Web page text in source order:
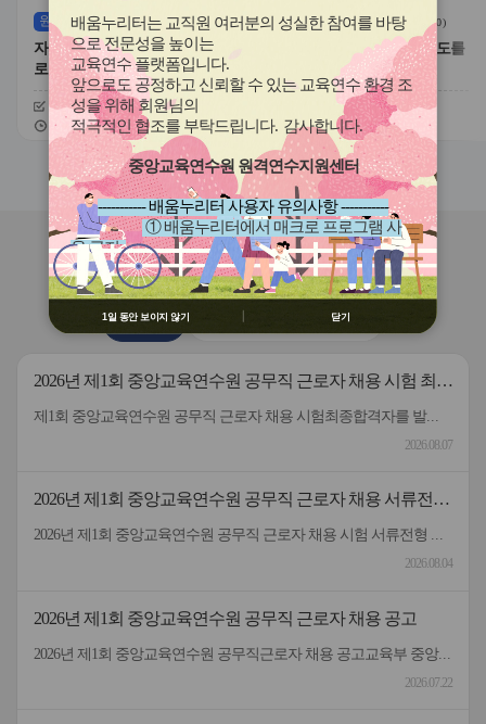
원격 (상시) ( 0)
자기주도적 진로개발 역량과 진
로학습 유형
신청기간
26.08.03 ~ 26.12.20
교육기간
26.08.03 ~ 26.12.20
원격(상시) 0)
대한민국 새내기 유권자 지도를
위한 학생 선거교육의 이해
26.07.20 ~ 26.12.20
교육기간
26.07.20 ~ 26.12.20
슬
라
이
드
버
튼
이
전
슬
이
드
버
튼
다
연수원소식
공지사항 2026 원격연수 모니터링단
2026년 제1회 중앙교육연수원 공무직 근로자 채용 시험 최종
제1회 중앙교육연수원 공무직 근로자 채용 시험최종합격자를 발표하고 등록 안내드립니다.응시해주신 모든 분께 감사드립니다.
2026.08.07
2026년 제1회 중앙교육연수원 공무직 근로자 채용 서류전형
2026년 제1회 중앙교육연수원 공무직 근로자 채용 시험 서류전형 합격자 및 면접일정을 안내드립니다.* 채용분야 - 공무직(미화원)* 서류전형 합격자 : 5명* 합격자 명단 및 면접일정 안내 : 붙임 참고 * 서류 전형 합격자분들은 면접 일정을 참고하여 차질 없이 임해주길 부탁드리며, 응시해주신 모든 분들께 행복한 일들 가득하시길 바랍니다.- 중앙교육연수원 -
2026.08.04
2026년 제1회 중앙교육연수원 공무직 근로자 채용 공고
2026년 제1회 중앙교육연수원 공무직근로자 채용 공고교육부 중앙교육연수원에서 근무할 공무직 근로자를 다음과 같이 공개 모집하오니 성실하고 역량있는 분들의 많은 응시 바랍니다. 2026년 7월 22일 중앙교육연수원장1. 선발직종: 환경미화직(미화원) / 공무직 근로자2. 선발인원: 1명3. 채용기간: 계약일~정년(만65세)까지​4. 담당업무: 청사 실내외 청소 및 환경정리 등5. 근무형태: 기본근무(월~금), 1일 8시간(07:00~16:00, 휴게시간 1시간 제외) 근무6. 근무장소: 중앙교육연수원(대구 동구 혁신도시 내 위치)7. 보수: 월 236만원 수준(세전), 명절휴가비 등 별도 지급8. 원서 접수기간: 7.22.(수) ~ 7.30.(목)9. 접수방법: 방문접수, 우편접수 (공고문 참조)10. 문의전화: 중앙교육연수원 연수지원협력과 채용담당자 ☏053-980-6514
2026.07.22
배움누리터는 교직원 여러분의 성실한 참여를 바탕
으로 전문성을 높이는
교육연수 플랫폼입니다.
앞으로도 공정하고 신뢰할 수 있는 교육연수 환경 조
성을 위해 회원님의
적극적인 협조를 부탁드립니다. 감사합니다.
중앙교육연수원 원격연수지원센터
----------- 배움누리터 사용자 유의사항 -----------
① 배움누리터에서 매크로 프로그램 사
용 금지
② 배움누리터 수강용 매크로 프로그램
제작 배포 금지
③ 유무료 매크로 프로그램 사용을 블로
그 등에 홍보 금지
유가 될 수 있음
1일 동안 보이지 않기 닫기